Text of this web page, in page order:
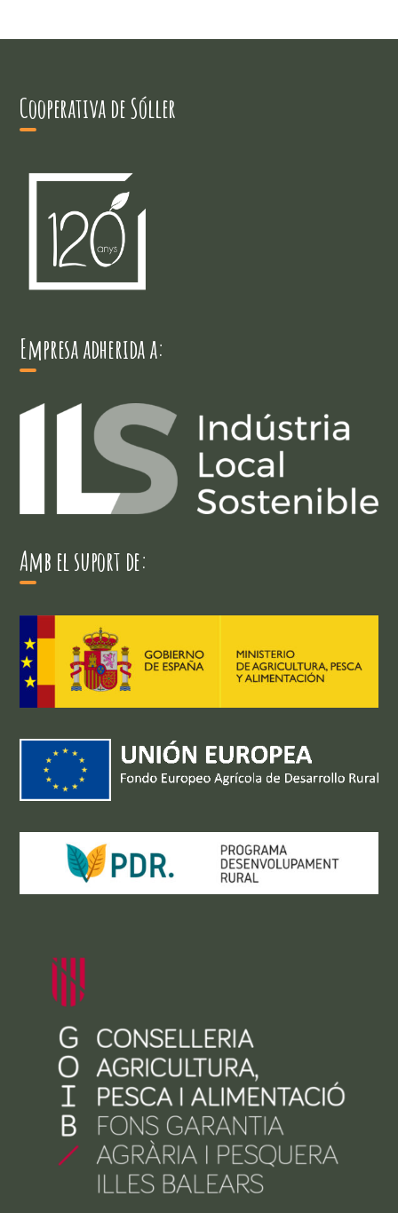
Cooperativa de Sóller
Empresa adherida a:
Amb el suport de: